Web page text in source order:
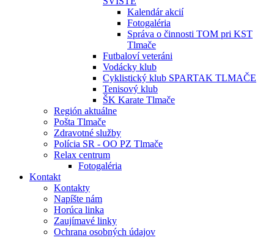
Kalendár akcií
Fotogaléria
Správa o činnosti TOM pri KST
Tlmače
Futbaloví veteráni
Vodácky klub
Cyklistický klub SPARTAK TLMAČE
Tenisový klub
ŠK Karate Tlmače
Región aktuálne
Pošta Tlmače
Zdravotné služby
Polícia SR - OO PZ Tlmače
Relax centrum
Fotogaléria
Kontakt
Kontakty
Napíšte nám
Horúca linka
Zaujímavé linky
Ochrana osobných údajov